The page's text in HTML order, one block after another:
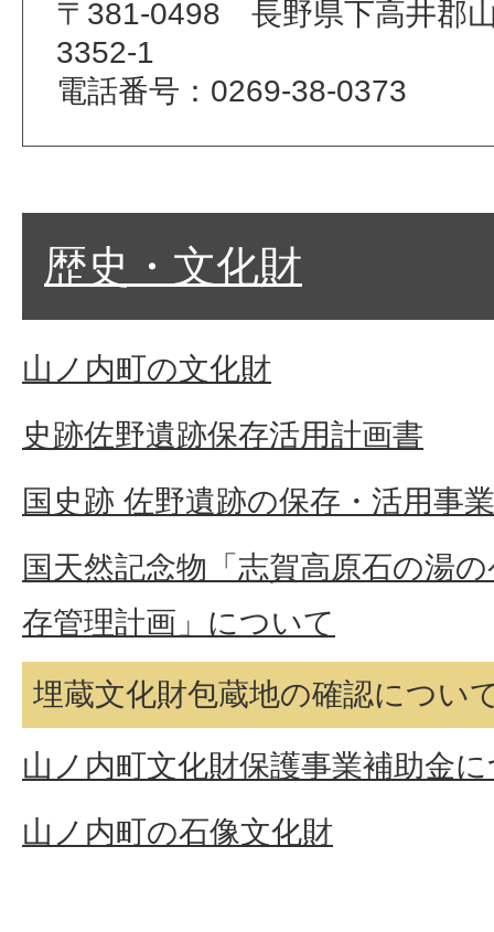
〒381-0498 長野県下高井郡
3352-1
電話番号：0269-38-0373
歴史・文化財
山ノ内町の文化財
史跡佐野遺跡保存活用計画書
国史跡 佐野遺跡の保存・活用事業
国天然記念物「志賀高原石の湯
存管理計画」について
埋蔵文化財包蔵地の確認につい
山ノ内町文化財保護事業補助金
山ノ内町の石像文化財